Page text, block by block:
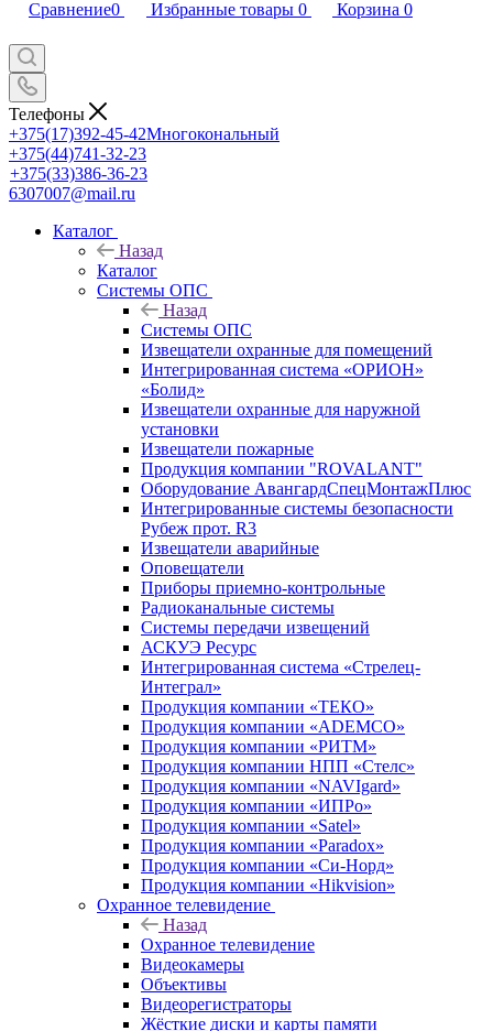
Сравнение0 Избранные товары 0 Корзина 0
Телефоны
+375(17)392-45-42Многокональный
+375(44)741-32-23
+375(33)386-36-23
6307007@mail.ru
Каталог
Назад
Каталог
Системы ОПС
Назад
Системы ОПС
Извещатели охранные для помещений
Интегрированная система «ОРИОН»
«Болид»
Извещатели охранные для наружной
установки
Извещатели пожарные
Продукция компании "ROVALANT"
Оборудование АвангардСпецМонтажПлюс
Интегрированные системы безопасности
Рубеж прот. R3
Извещатели аварийные
Оповещатели
Приборы приемно-контрольные
Радиоканальные системы
Системы передачи извещений
АСКУЭ Ресурс
Интегрированная система «Стрелец-
Интеграл»
Продукция компании «ТЕКО»
Продукция компании «ADEMCO»
Продукция компании «РИТМ»
Продукция компании НПП «Стелс»
Продукция компании «NAVIgard»
Продукция компании «ИПРо»
Продукция компании «Satel»
Продукция компании «Paradox»
Продукция компании «Си-Норд»
Продукция компании «Hikvision»
Охранное телевидение
Назад
Охранное телевидение
Видеокамеры
Объективы
Видеорегистраторы
Жёсткие диски и карты памяти